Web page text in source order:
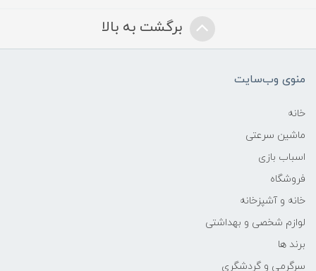
برگشت به بالا
منوی وب‌سایت
خانه
ماشین سرعتی
اسباب بازی
فروشگاه
خانه و آشپزخانه
لوازم شخصی و بهداشتی
برند ها
سرگرمی و گردشگری